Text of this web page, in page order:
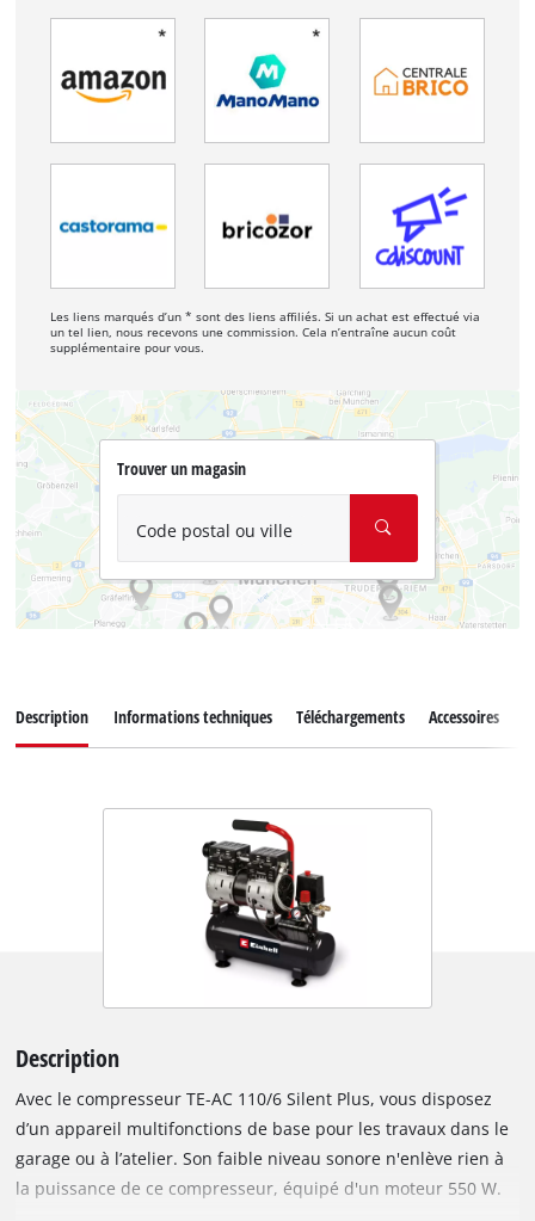
Les liens marqués d’un * sont des liens affiliés. Si un achat est effectué via
un tel lien, nous recevons une commission. Cela n’entraîne aucun coût
supplémentaire pour vous.
Trouver un magasin
Code postal ou ville
Description Informations techniques Téléchargements Accessoires
Description
Avec le compresseur TE-AC 110/6 Silent Plus, vous disposez
d’un appareil multifonctions de base pour les travaux dans le
garage ou à l’atelier. Son faible niveau sonore n'enlève rien à
la puissance de ce compresseur, équipé d'un moteur 550 W.